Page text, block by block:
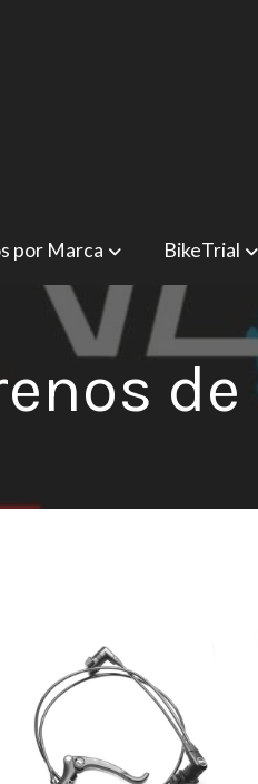
por Marca BikeTrial